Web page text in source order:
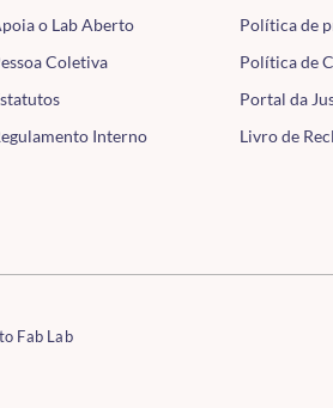
o Lab Aberto
Coletiva
Interno
Política de
Política de
Portal da
Livro de
Fab Lab